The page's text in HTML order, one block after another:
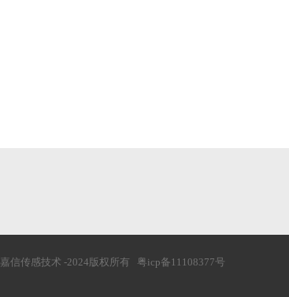
嘉信传感技术 -2024版权所有 粤icp备11108377号